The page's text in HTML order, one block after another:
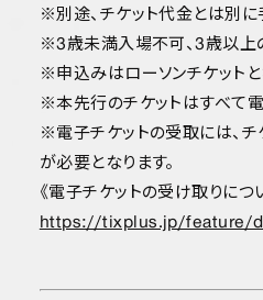
※別途、チケット代金とは別
※3歳未満入場不可、3歳以上
※申込みはローソンチケットと
※本先行のチケットはすべて電
※電子チケットの受取には、チ
が必要となります。
《電子チケットの受け取りにつ
https://tixplus.jp/feature/